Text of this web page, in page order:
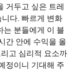
거두고 싶은 트레
다. 빠르게 변화
는 분들에게 이 블
간 안에 수익을 올
고 심리적 요소까
정이니 기대해 주